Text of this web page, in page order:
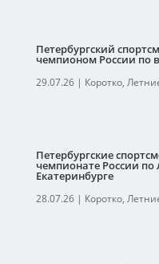
Петербургский
чемпионом России по
29.07.26| Коротко,
Петербургские
чемпионате России по
Екатеринбурге
28.07.26| Коротко,